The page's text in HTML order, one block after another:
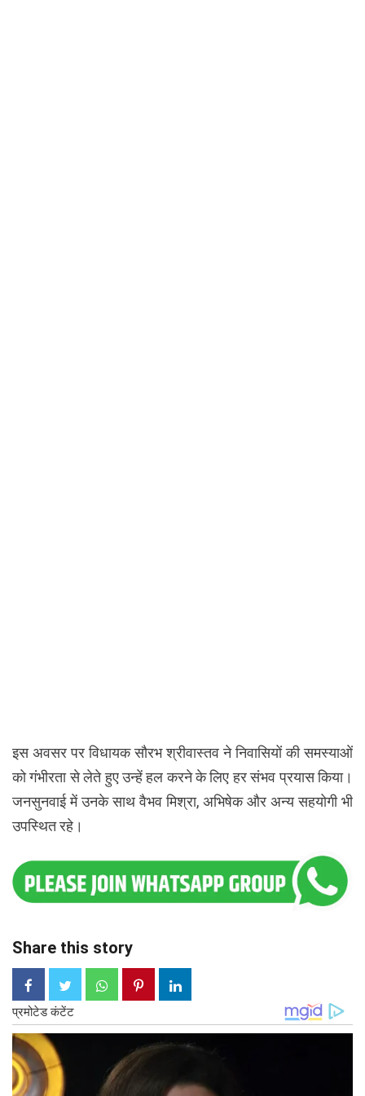
इस अवसर पर विधायक सौरभ श्रीवास्तव ने निवासियों की समस्याओं
को गंभीरता से लेते हुए उन्हें हल करने के लिए हर संभव प्रयास किया।
जनसुनवाई में उनके साथ वैभव मिश्रा, अभिषेक और अन्य सहयोगी भी
उपस्थित रहे।
Share this story